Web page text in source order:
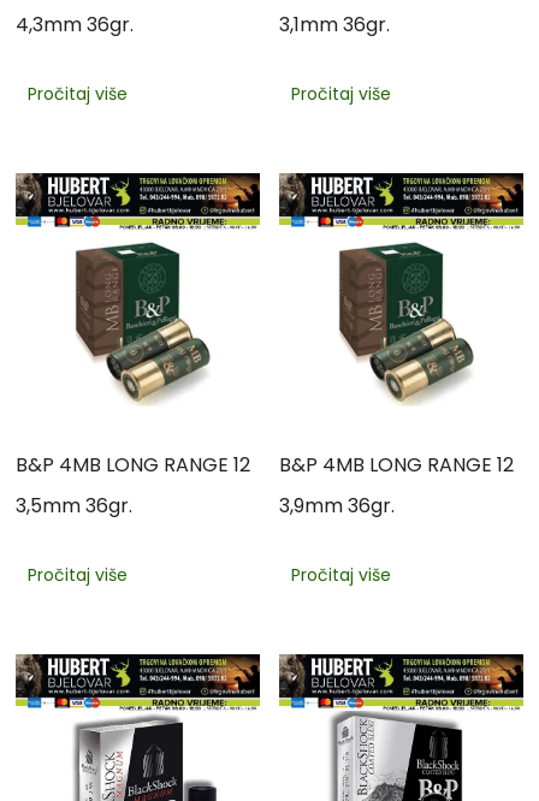
4,3mm 36gr.
Pročitaj više
3,1mm 36gr.
Pročitaj više
B&P 4MB LONG RANGE 12
3,5mm 36gr.
Pročitaj više
B&P 4MB LONG RANGE 12
3,9mm 36gr.
Pročitaj više